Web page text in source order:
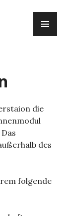
die
des
folgende